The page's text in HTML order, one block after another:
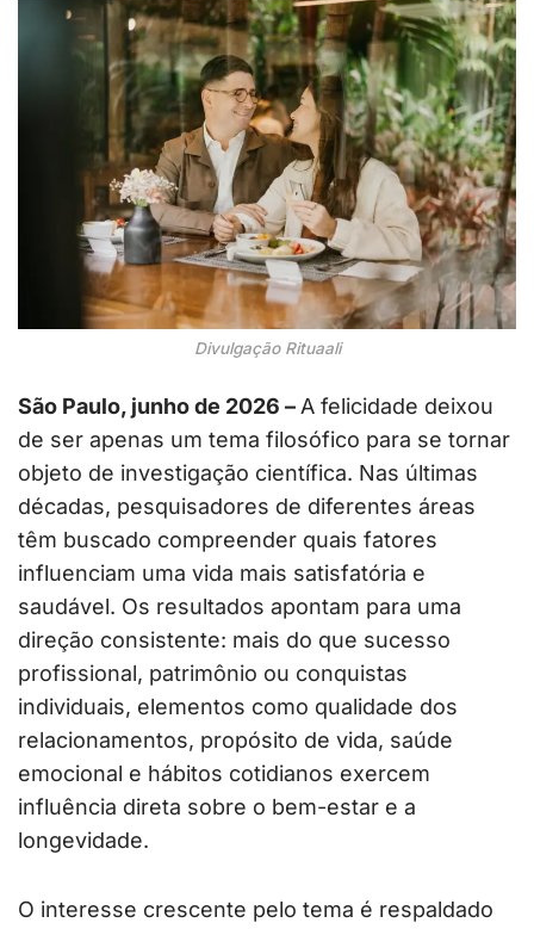
Divulgação Rituaali
São Paulo, junho de 2026 –A felicidade deixou
de ser apenas um tema filosófico para se tornar
objeto de investigação científica. Nas últimas
décadas, pesquisadores de diferentes áreas
têm buscado compreender quais fatores
influenciam uma vida mais satisfatória e
saudável. Os resultados apontam para uma
direção consistente: mais do que sucesso
profissional, patrimônio ou conquistas
individuais, elementos como qualidade dos
relacionamentos, propósito de vida, saúde
emocional e hábitos cotidianos exercem
influência direta sobre o bem-estar e a
longevidade.
O interesse crescente pelo tema é respaldado